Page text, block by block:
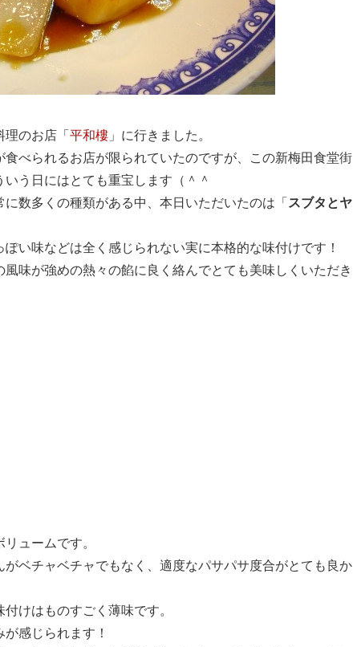
のお店「 平和樓 」に行きました。
べられるお店が限られていたのですが、この新梅田食堂街
う日にはとても重宝します（＾＾
数多くの種類がある中、本日いただいたのは「 スブタとヤ
い味などは全く感じられない実に本格的な味付けです！
味が強めの熱々の餡に良く絡んでとても美味しくいただき
ュームです。
ベチャベチャでもなく、適度なパサパサ度合がとても良か
けはものすごく薄味です。
感じられます！